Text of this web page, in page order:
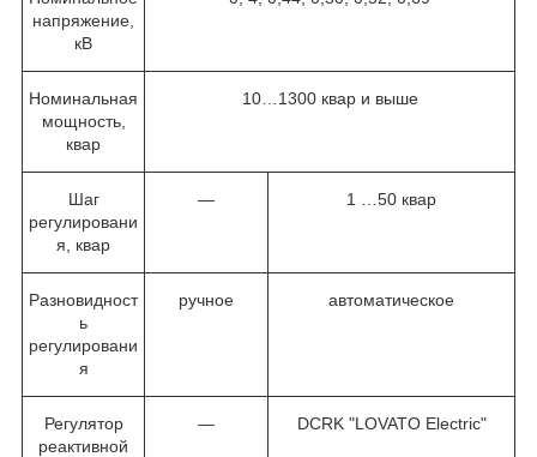
напряжение,
кВ
Номинальная
мощность,
квар
10…1300 квар и выше
Шаг
регулировани
я, квар
— 1 …50 квар
Разновидност
ь
регулировани
я
ручное автоматическое
Регулятор
реактивной
— DCRK "LOVATO Electric"